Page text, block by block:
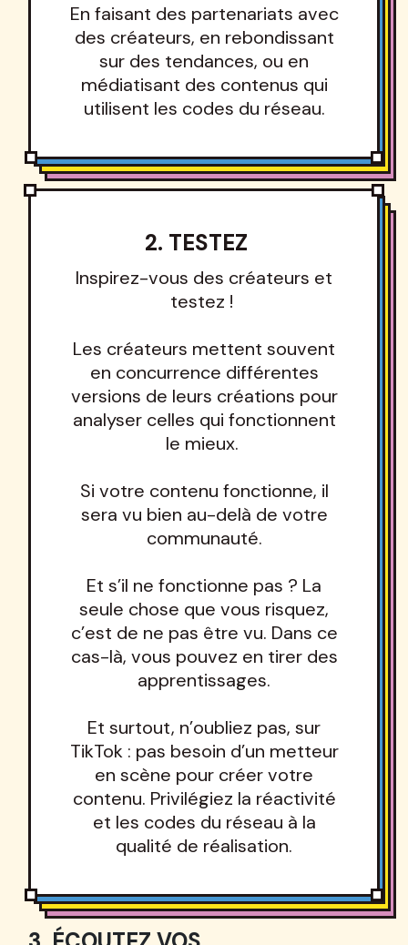
En faisant des partenariats avec
des créateurs, en rebondissant
sur des tendances, ou en
médiatisant des contenus qui
utilisent les codes du réseau.
2. TESTEZ
Inspirez-vous des créateurs et
testez !
Les créateurs mettent souvent
en concurrence différentes
versions de leurs créations pour
analyser celles qui fonctionnent
le mieux.
Si votre contenu fonctionne, il
sera vu bien au-delà de votre
communauté.
Et s’il ne fonctionne pas ? La
seule chose que vous risquez,
c’est de ne pas être vu. Dans ce
cas-là, vous pouvez en tirer des
apprentissages.
Et surtout, n’oubliez pas, sur
TikTok : pas besoin d’un metteur
en scène pour créer votre
contenu. Privilégiez la réactivité
et les codes du réseau à la
qualité de réalisation.